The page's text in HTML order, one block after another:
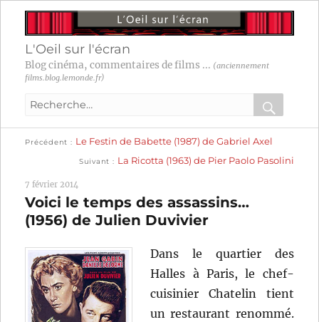
L'Oeil sur l'écran
Blog cinéma, commentaires de films ... (anciennement
films.blog.lemonde.fr)
Recherche
:
OK
Navigation
l’article
Précédent
précédente :
Le Festin de Babette (1987) de Gabriel Axel
Suivant
suivante :
La Ricotta (1963) de Pier Paolo Pasolini
7 février 2014
Voici le temps des assassins…
(1956) de Julien Duvivier
Dans le quartier des
Halles à Paris, le chef-
cuisinier Chatelin tient
un restaurant renommé.